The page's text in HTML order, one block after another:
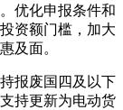
优化申报条件和
资额门槛，加大
及面。
报废国四及以下
持更新为电动货